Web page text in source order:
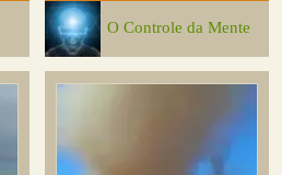
O Controle da Mente